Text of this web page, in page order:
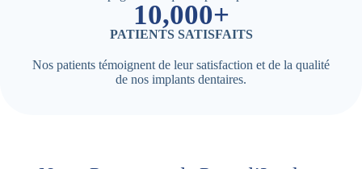
10,000+
PATIENTS SATISFAITS
Nos patients témoignent de leur satisfaction et de la qualité
de nos implants dentaires.